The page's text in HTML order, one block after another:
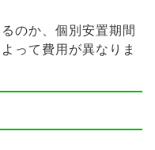
のか、個別安置期間
って費用が異なりま